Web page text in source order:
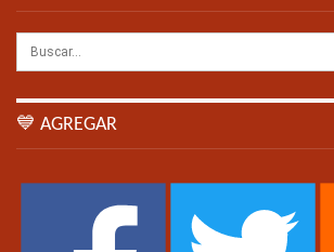
💙 AGREGAR